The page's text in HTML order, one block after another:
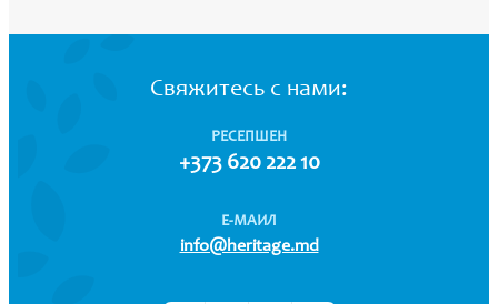
Свяжитесь с нами:
РЕСЕПШЕН
+373 620 222 10
Е-МАИЛ
info@heritage.md